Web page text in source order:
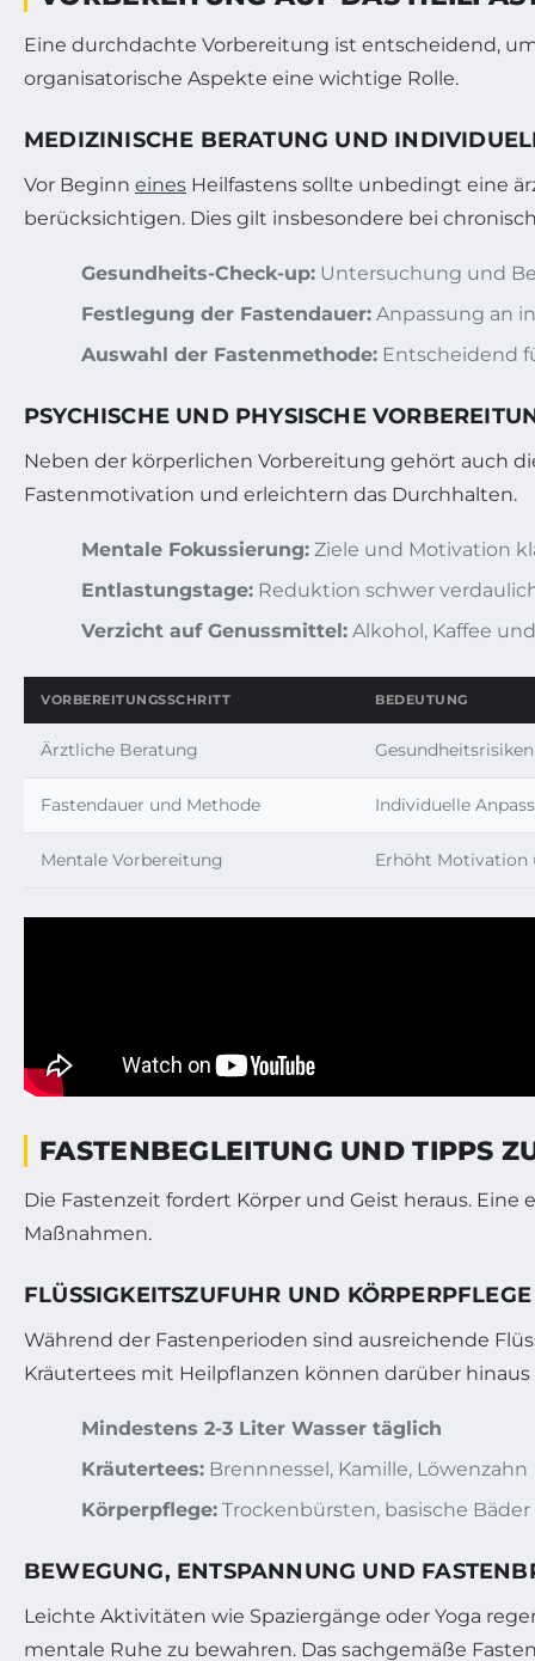
Eine durchdachte Vorbereitung ist entscheidend,
organisatorische Aspekte eine wichtige Rolle.
MEDIZINISCHE BERATUNG UND
Vor Beginn eines Heilfastens sollte unbedingt eine
berücksichtigen. Dies gilt insbesondere bei
Gesundheits-Check-up: Untersuchung und
Festlegung der Fastendauer: Anpassung an
Auswahl der Fastenmethode: Entscheidend
PSYCHISCHE UND PHYSISCHE
Neben der körperlichen Vorbereitung gehört auch
Fastenmotivation und erleichtern das Durchhalten.
Mentale Fokussierung: Ziele und Motivation
Entlastungstage: Reduktion schwer
Verzicht auf Genussmittel: Alkohol, Kaffee
VORBEREITUNGSSCHRITT BEDEUTUNG
Ärztliche Beratung
Fastendauer und Methode Individuelle
Mentale Vorbereitung Erhöht Motivation
FASTENBEGLEITUNG UND TIPPS
Die Fastenzeit fordert Körper und Geist heraus.
Maßnahmen.
FLÜSSIGKEITSZUFUHR UND KÖRPERPFLEGE
Während der Fastenperioden sind ausreichende
Kräutertees mit Heilpflanzen können darüber
Mindestens 2-3 Liter Wasser täglich
Kräutertees: Brennnessel, Kamille, Löwenzahn
Körperpflege: Trockenbürsten, basische
BEWEGUNG, ENTSPANNUNG UND
Leichte Aktivitäten wie Spaziergänge oder Yoga
mentale Ruhe zu bewahren. Das sachgemäße